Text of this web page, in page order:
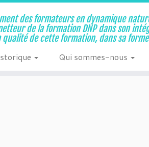
des formateurs en dynamique
de la formation DNP dans son
de cette formation, dans sa
Qui sommes-nous